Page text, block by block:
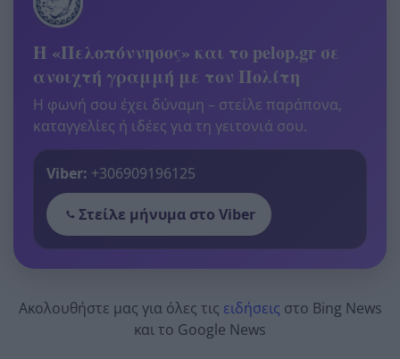
Η «Πελοπόννησος» και το pelop.gr σε
ανοιχτή γραμμή με τον Πολίτη
Η φωνή σου έχει δύναμη – στείλε παράπονα,
καταγγελίες ή ιδέες για τη γειτονιά σου.
Viber: +306909196125
Στείλε μήνυμα στο Viber
Ακολουθήστε μας για όλες τις ειδήσεις στο Bing News
και το Google News